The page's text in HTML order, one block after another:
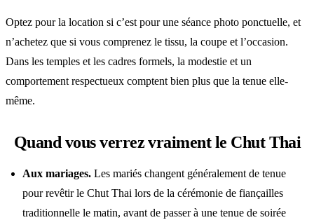
Optez pour la location si c’est pour une séance photo ponctuelle, et
n’achetez que si vous comprenez le tissu, la coupe et l’occasion.
Dans les temples et les cadres formels, la modestie et un
comportement respectueux comptent bien plus que la tenue elle-
même.
Quand vous verrez vraiment le Chut Thai
Aux mariages. Les mariés changent généralement de tenue
pour revêtir le Chut Thai lors de la cérémonie de fiançailles
traditionnelle le matin, avant de passer à une tenue de soirée